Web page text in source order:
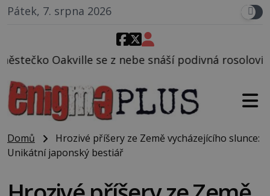
Pátek, 7. srpna 2026
se z nebe snáší podivná rosolovitá látka
Domů
Hrozivé příšery ze Země vycházejícího slunce:
Unikátní japonský bestiář